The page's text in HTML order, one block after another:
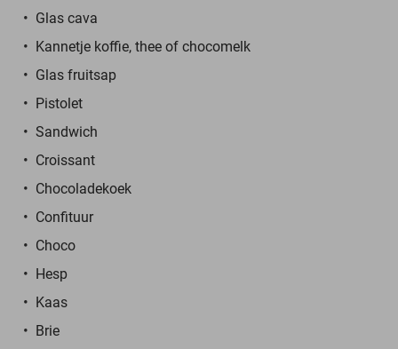
Glas cava
Kannetje koffie, thee of chocomelk
Glas fruitsap
Pistolet
Sandwich
Croissant
Chocoladekoek
Confituur
Choco
Hesp
Kaas
Brie